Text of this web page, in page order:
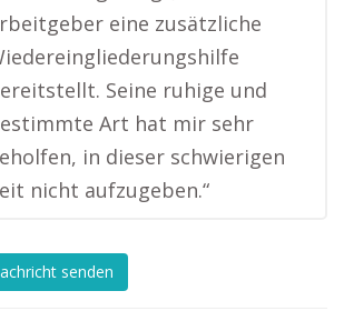
eine zusätzliche
Seine ruhige und
Art hat mir sehr
in dieser schwierigen
nicht aufzugeben.“
senden